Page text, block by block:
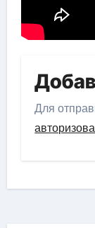
Для